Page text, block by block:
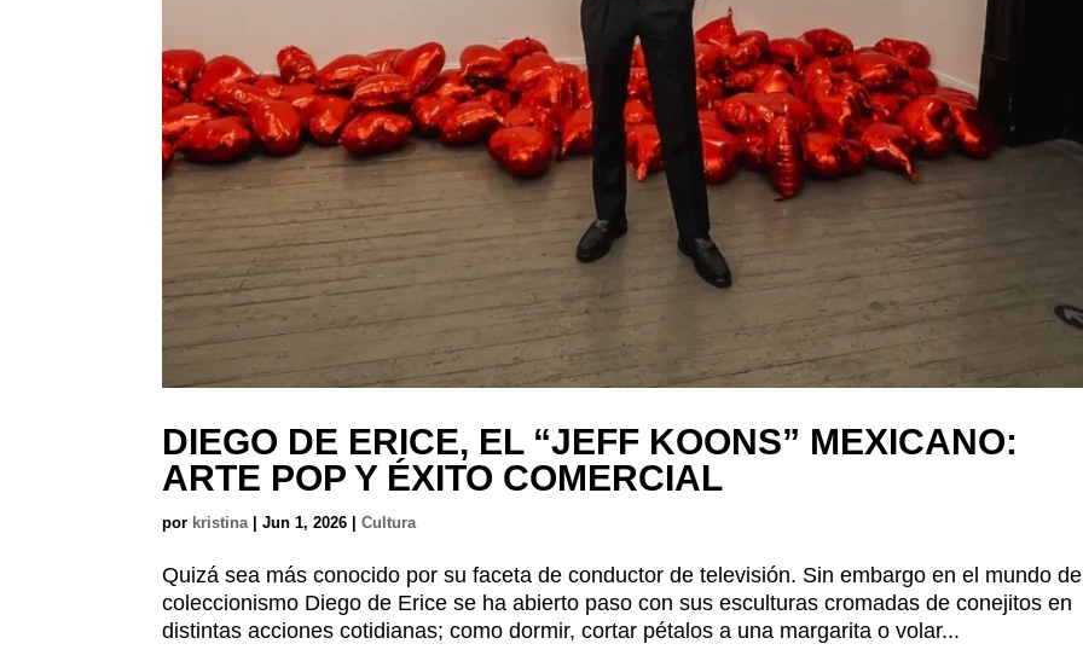
DIEGO DE ERICE, EL “JEFF KOONS” MEXICANO:
ARTE POP Y ÉXITO COMERCIAL
por kristina|Jun 1, 2026 |Cultura
Quizá sea más conocido por su faceta de conductor de televisión. Sin embargo en el mundo
coleccionismo Diego de Erice se ha abierto paso con sus esculturas cromadas de conejitos en
distintas acciones cotidianas; como dormir, cortar pétalos a una margarita o volar...